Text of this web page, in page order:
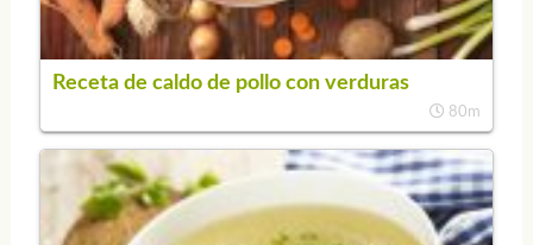
Receta de caldo de pollo con verduras
80m